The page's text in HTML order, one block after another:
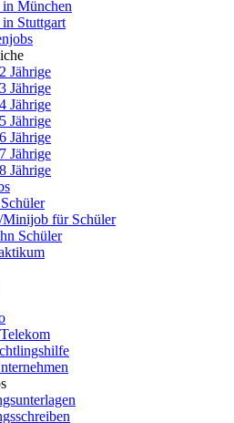
München
Stuttgart
Jährige
Jährige
Jährige
Jährige
Jährige
Jährige
Jährige
Minijob für Schüler
Schüler